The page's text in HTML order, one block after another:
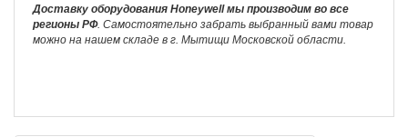
Доставку оборудования Honeywell мы производим во все
регионы РФ. Самостоятельно забрать выбранный вами товар
можно на нашем складе в г. Мытищи Московской области.